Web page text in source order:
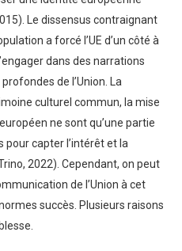
Le dissensus contraignant
a forcé l’UE d’un côté à
dans des narrations
de l’Union. La
culturel commun, la mise
ne sont qu’une partie
pour capter l’intérêt et la
2022). Cependant, on peut
de l’Union à cet
succès. Plusieurs raisons